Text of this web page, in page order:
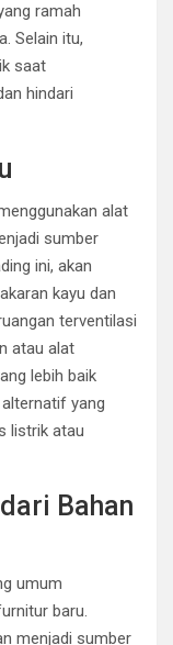
ramah
Selain itu,
saat
hindari
alat
sumber
ini, akan
kayu dan
terventilasi
atau alat
lebih baik
yang
listrik atau
Bahan
umum
baru.
menjadi sumber